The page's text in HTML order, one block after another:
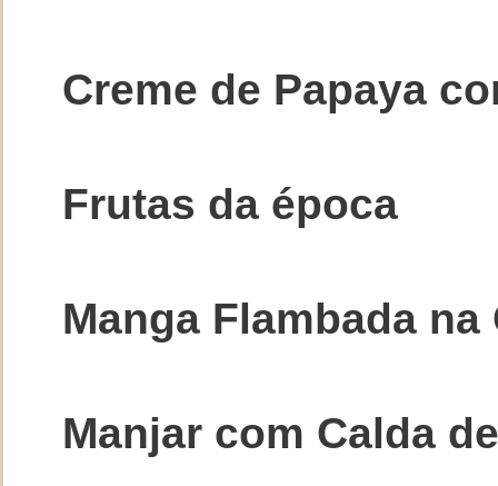
Creme de Papaya
Frutas da época
Manga Flambada
Manjar com Calda